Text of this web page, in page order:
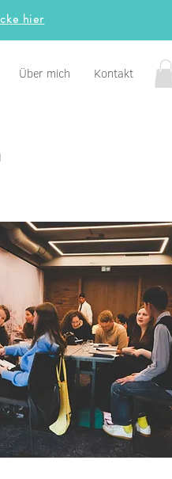
hier
Über mich Kontakt